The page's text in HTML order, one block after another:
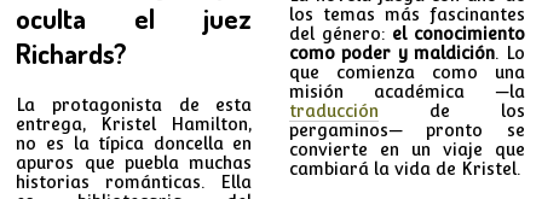
oculta el juez
Richards?
La protagonista de esta
entrega, Kristel Hamilton,
no es la típica doncella en
apuros que puebla muchas
historias románticas. Ella
los temas más fascinantes
del género: el conocimiento
como poder y maldición. Lo
que comienza como una
misión académica —la
traducción de los
pergaminos— pronto se
convierte en un viaje que
cambiará la vida de Kristel.